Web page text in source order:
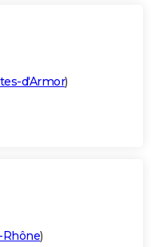
d'Armor)
Rhône)